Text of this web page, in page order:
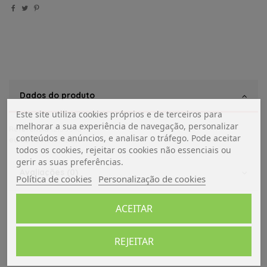
Dados do produto
Referência 12130046
ean13 5601577748057
Este site utiliza cookies próprios e de terceiros para
melhorar a sua experiência de navegação, personalizar
conteúdos e anúncios, e analisar o tráfego. Pode aceitar
todos os cookies, rejeitar os cookies não essenciais ou
gerir as suas preferências.
Política de cookies Personalização de cookies
REJEITAR
ACEITAR